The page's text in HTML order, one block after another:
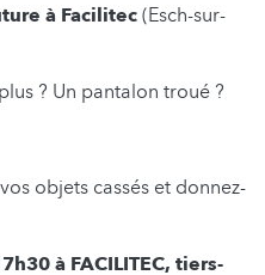
à Facilitec(Esch-sur-
? Un pantalon troué ?
objets cassés et donnez-
à FACILITEC, tiers-